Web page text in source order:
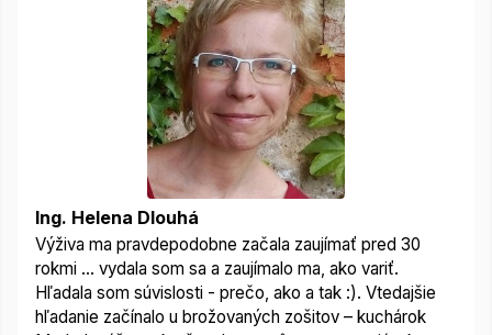
Ing. Helena Dlouhá
Výživa ma pravdepodobne začala zaujímať pred 30
rokmi ... vydala som sa a zaujímalo ma, ako variť.
Hľadala som súvislosti - prečo, ako a tak :). Vtedajšie
hľadanie začínalo u brožovaných zošitov – kuchárok